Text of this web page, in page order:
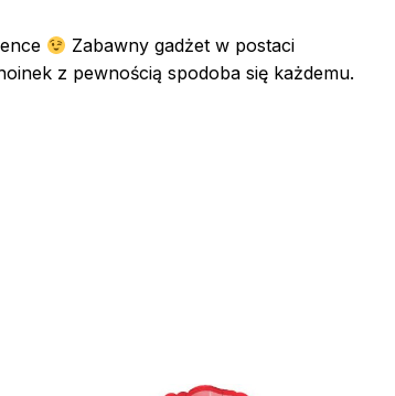
Zabawny gadżet w postaci
z pewnością spodoba się każdemu.